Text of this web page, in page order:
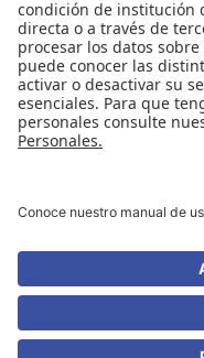
Directrices
Entretenimiento
Compra de libros y
Reconocimiento como
Reconocimiento personería